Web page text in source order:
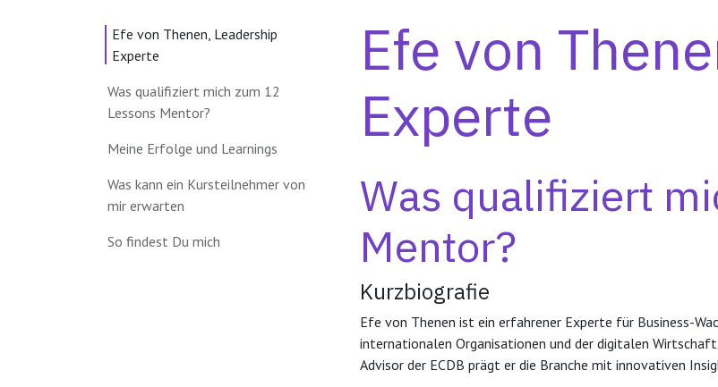
Efe von Thenen, Leadership
Experte
Was qualifiziert mich zum 12
Lessons Mentor?
Meine Erfolge und Learnings
Was kann ein Kursteilnehmer von
mir erwarten
So findest Du mich
Efe von
Experte
Was qualifiziert
Mentor?
Kurzbiografie
Efe von Thenen ist ein erfahrener Experte für Business-
internationalen Organisationen und der digitalen
Advisor der ECDB prägt er die Branche mit innovativen